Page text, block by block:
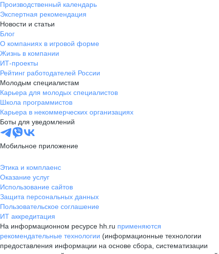
Производственный календарь
Экспертная рекомендация
Новости и статьи
Блог
О компаниях в игровой форме
Жизнь в компании
ИТ-проекты
Рейтинг работодателей России
Молодым специалистам
Карьера для молодых специалистов
Школа программистов
Карьера в некоммерческих организациях
Боты для уведомлений
Мобильное приложение
Этика и комплаенс
Оказание услуг
Использование сайтов
Защита персональных данных
Пользовательское соглашение
ИТ аккредитация
На информационном ресурсе hh.ru применяются
рекомендательные технологии (информационные технологии
предоставления информации на основе сбора, систематизации